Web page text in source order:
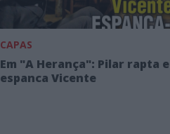
CAPAS
Em "A Herança": Pilar rapta e
espanca Vicente